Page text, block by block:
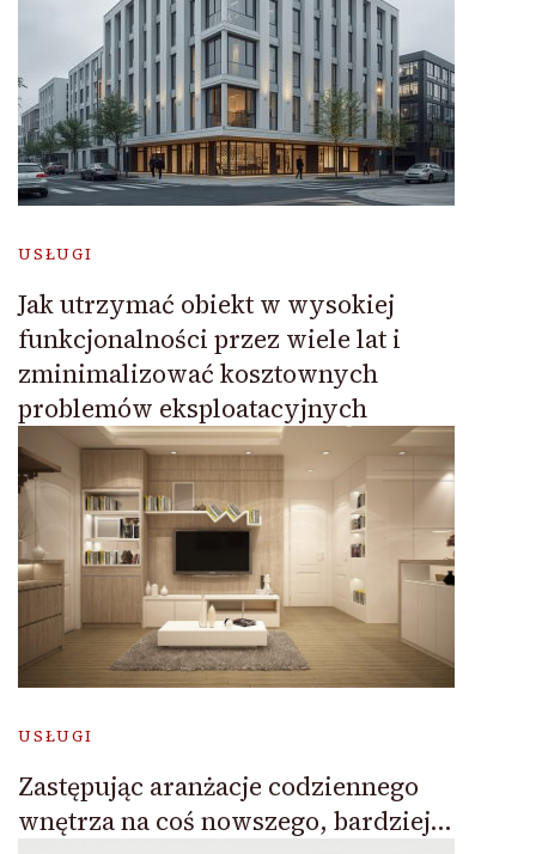
USŁUGI
Jak utrzymać obiekt w wysokiej
funkcjonalności przez wiele lat i
zminimalizować kosztownych
problemów eksploatacyjnych
USŁUGI
Zastępując aranżacje codziennego
wnętrza na coś nowszego, bardziej…